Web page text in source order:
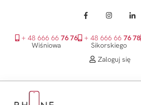
+ 48 666 66 76 76
Wiśniowa
+ 48 666 66 76 78
Sikorskiego
Zaloguj się